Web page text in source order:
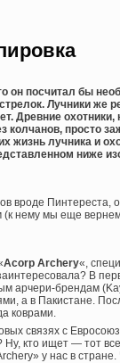
он посчитал бы
Лучники же
Древние
колчанов, просто
жизнь лучника и
ниже
вроде Пинтереста,
(к нему мы еще
Acorp Archery«,
В
арчери-брендам
а в Пакистане.
коврами.
связях с
кто ищет — тот
у нас в